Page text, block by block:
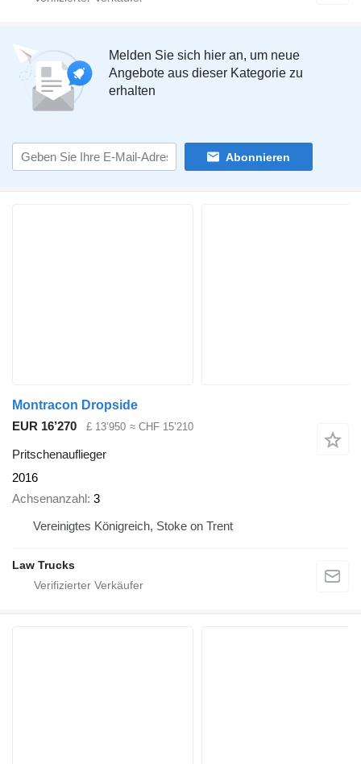
Melden Sie sich hier an, um neue
Angebote aus dieser Kategorie zu
erhalten
Abonnieren
Montracon Dropside
EUR 16’270
£ 13’950 ≈ CHF 15’210
Pritschenauflieger
2016
Achsenanzahl 3
Vereinigtes Königreich, Stoke on Trent
Law Trucks